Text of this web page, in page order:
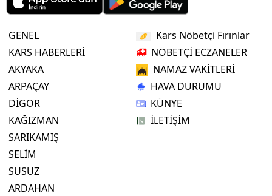
GENEL
KARS HABERLERİ
AKYAKA
ARPAÇAY
DİGOR
KAĞIZMAN
SARIKAMIŞ
SELİM
SUSUZ
ARDAHAN
Kars Nöbetçi Fırınlar
NÖBETÇİ ECZANELER
NAMAZ VAKİTLERİ
HAVA DURUMU
KÜNYE
İLETİŞİM